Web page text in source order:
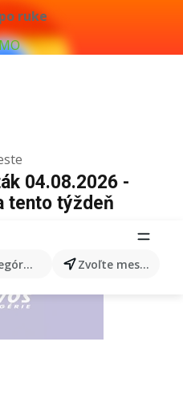
ruke
produkty... Zvoľte mesto
04.08.2026 -
tento týždeň